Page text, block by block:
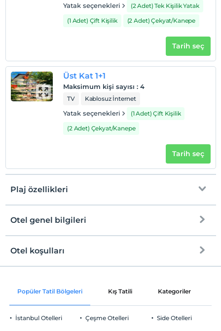
Yatak seçenekleri
(2 Adet) Tek Kişilik Yatak
(1 Adet) Çift Kişilik
(2 Adet) Çekyat/Kanepe
Tarih seç
Üst Kat 1+1
Maksimum kişi sayısı : 4
TV Kablosuz İnternet
Yatak seçenekleri
(1 Adet) Çift Kişilik
(2 Adet) Çekyat/Kanepe
Tarih seç
Plaj özellikleri
Plaja 1 km mesafededir
Otel genel bilgileri
Ortak alanlar ve tüm odalar
Otel koşulları
Check/in
Check/out
En geç saat 11:00 ve öncesi
Evcil Hayvan
Popüler Tatil Bölgeleri Kış Tatili Kategoriler
İstanbul Otelleri Çeşme Otelleri Side Otelleri